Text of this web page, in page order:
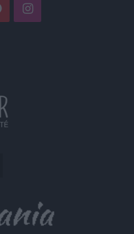
PinterestInstagram